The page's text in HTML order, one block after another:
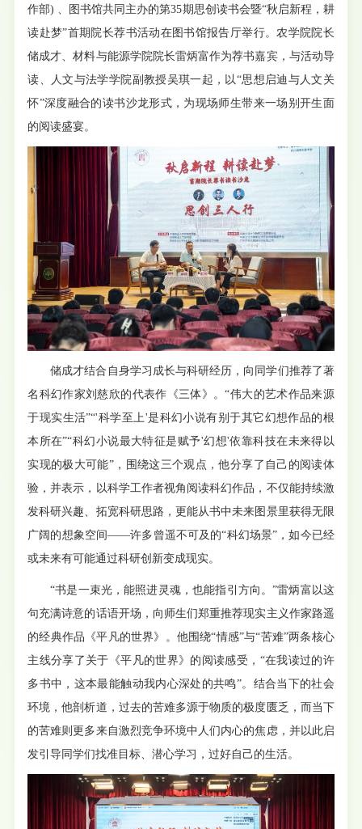
作部) 、
图书馆共同主办的第35期思创读书会暨“秋启新程，耕
读赴梦”首期院长荐书活动在图书馆报告厅举行。农学院院长
储成才、材料与能源学院院长雷炳富作为荐书嘉宾，与活动导
读、
人文与法学学院副教授吴琪一起，以“思想启迪与人文关
怀”深度融合的读书沙龙形式，为现场师生带来一场别开生面
的阅读盛宴。
储成才结合自身学习成长与科研经历，向同学们推荐了著
名科幻作家刘慈欣的代表作《三体》。“伟大的艺术作品来源
于现实生活”“'科学至上'是科幻小说有别于其它幻想作品的根
本所在”“科幻小说最大特征是赋予'幻想'依靠科技在未来得以
实现的极大可能”，围绕这三个观点，他分享了自己的阅读体
验，并表示，以科学工作者视角阅读科幻作品，不仅能持续激
发科研兴趣、拓宽科研思路，更能从书中未来图景里获得无限
广阔的想象空间——许多曾遥不可及的“科幻场景”，如今已经
或未来有可能通过科研创新变成现实。
“书是一束光，能照进灵魂，也能指引方向。”雷炳富以这
句充满诗意的话语开场，向师生们郑重推荐现实主义作家路遥
的经典作品《平凡的世界》。他围绕“情感”与“苦难”两条核心
主线分享了关于《平凡的世界》的阅读感受， “在我读过的许
多书中，这本最能触动我内心深处的共鸣”。结合当下的社会
环境，他剖析道， 过去的苦难多源于物质的极度匮乏，而当下
的苦难则更多来自激烈竞争环境中人们内心的焦虑，并以此启
发引导同学们找准目标、潜心学习，过好自己的生活。